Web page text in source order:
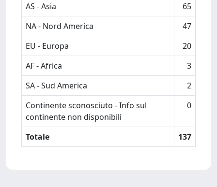
AS - Asia
65
NA - Nord America
47
EU - Europa
20
AF - Africa
3
SA - Sud America
2
Continente sconosciuto - Info sul
continente non disponibili
0
Totale 137